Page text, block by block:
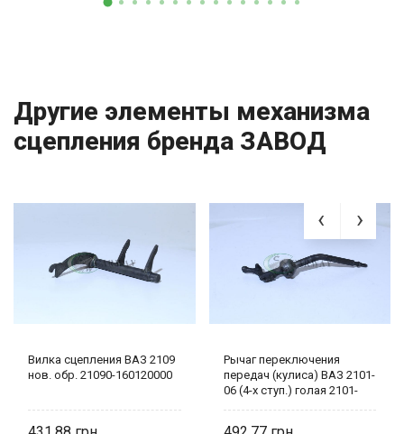
Другие элементы механизма
сцепления бренда ЗАВОД
Вилка сцепления ВАЗ 2109
нов. обр. 21090-160120000
Рычаг переключения
передач (кулиса) ВАЗ 2101-
06 (4-х ступ.) голая 2101-